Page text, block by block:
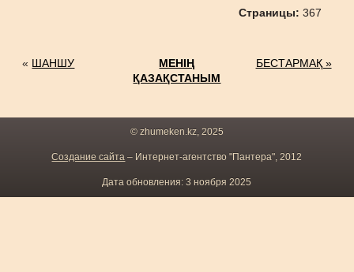
Страницы:367
« ШАНШУ
МЕНІҢ
ҚАЗАҚСТАНЫМ
БЕСТАРМАҚ »
© zhumeken.kz, 2025
Создание сайта – Интернет-агентство "Пантера", 2012
Дата обновления: 3 ноября 2025